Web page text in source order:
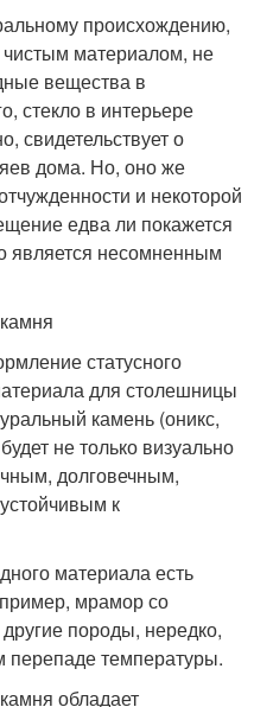
происхождению,
чистым материалом, не
вещества в
стекло в интерьере
свидетельствует о
дома. Но, оно же
и некоторой
едва ли покажется
является несомненным
статусного
для столешницы
камень (оникс,
не только визуально
долговечным,
к
материала есть
мрамор со
породы, нередко,
перепаде температуры.
обладает